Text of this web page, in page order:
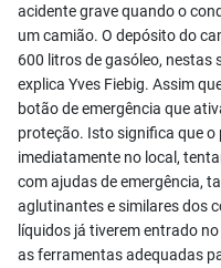
acidente grave quando o
um camião. O depósito do
600 litros de gasóleo, nestas
explica Yves Fiebig. Assim
botão de emergência que
proteção. Isto significa que o
imediatamente no local,
com ajudas de emergência,
aglutinantes e similares dos
líquidos já tiverem entrado
as ferramentas adequadas